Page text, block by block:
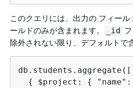
このクエリには、出力の フィール
ールドのみが含まれます。
_id
除外されない限り、デフォルトで
db.students.aggregate([
{
$project: {